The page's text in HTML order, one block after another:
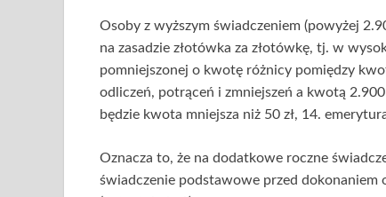
Osoby z wyższym świadczeniem (powyżej
na zasadzie złotówka za złotówkę, tj. w
pomniejszonej o kwotę różnicy pomiędzy
odliczeń, potrąceń i zmniejszeń a kwotą
będzie kwota mniejsza niż 50 zł, 14.
Oznacza to, że na dodatkowe roczne
świadczenie podstawowe przed dokonaniem